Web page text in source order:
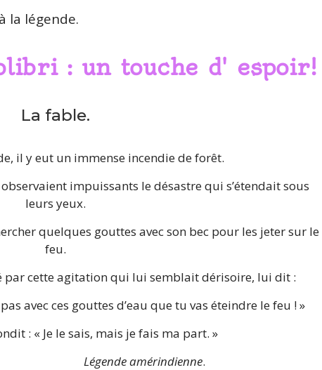
la légende.
: un touche d' espoir!
La fable.
il y eut un immense incendie de forêt.
impuissants le désastre qui s’étendait sous
leurs yeux.
quelques gouttes avec son bec pour les jeter sur le
feu.
par cette agitation qui lui semblait dérisoire, lui dit :
avec ces gouttes d’eau que tu vas éteindre le feu ! »
: « Je le sais, mais je fais ma part. »
amérindienne.